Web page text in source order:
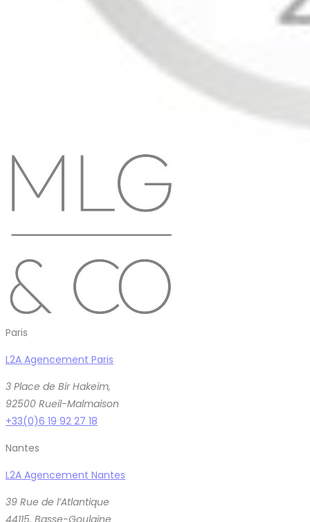
Paris
L2A Agencement Paris
3 Place de Bir Hakeim,
92500 Rueil-Malmaison
+33(0)6 19 92 27 18
Nantes
L2A Agencement Nantes
39 Rue de l’Atlantique
44115, Basse-Goulaine